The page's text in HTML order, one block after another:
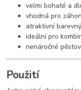
velmi bohaté a
vhodná pro
atraktivní
ideální pro
nenáročné
Použití